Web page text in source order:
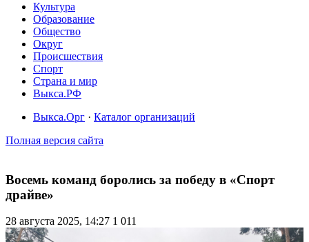
Культура
Образование
Общество
Округ
Происшествия
Спорт
Страна и мир
Выкса.РФ
Выкса.Орг · Каталог организаций
Полная версия сайта
Восемь команд боролись за победу в «Спорт
драйве»
28 августа 2025, 14:27 1 011